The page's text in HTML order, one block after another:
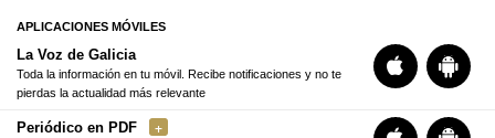
APLICACIONES MÓVILES
La Voz de Galicia
Toda la información en tu móvil. Recibe notificaciones y no te
pierdas la actualidad más relevante
Periódico en PDF